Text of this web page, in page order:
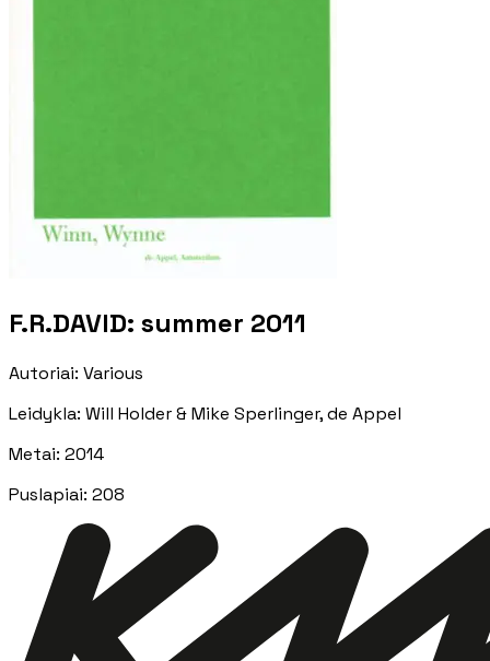
F.R.DAVID: summer 2011
Autoriai: Various
Leidykla: Will Holder & Mike Sperlinger, de Appel
Metai: 2014
Puslapiai: 208